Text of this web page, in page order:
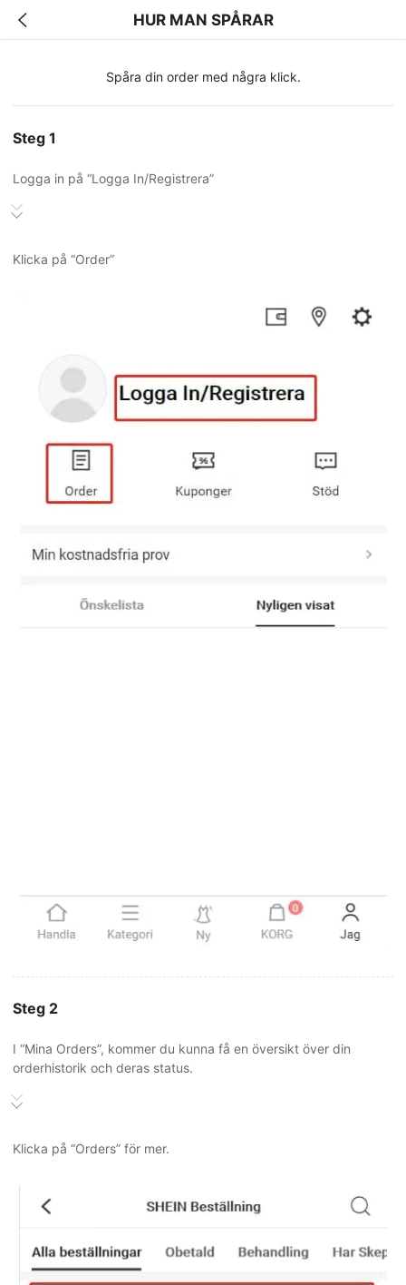
HUR MAN SPÅRAR
Spåra din order med några klick.
Steg 1
Logga in på “Logga In/Registrera”
Klicka på “Order”
Steg 2
I “Mina Orders”, kommer du kunna få en översikt över din
orderhistorik och deras status.
Klicka på “Orders” för mer.